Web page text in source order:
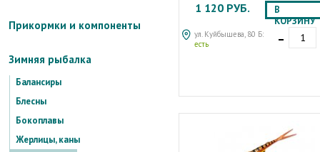
Прикормки и компоненты
Зимняя рыбалка
Балансиры
Блесны
Бокоплавы
Жерлицы, каны
1 120 РУБ.
ул. Куйбышева, 80 Б:
есть
В
КОРЗИНУ
-